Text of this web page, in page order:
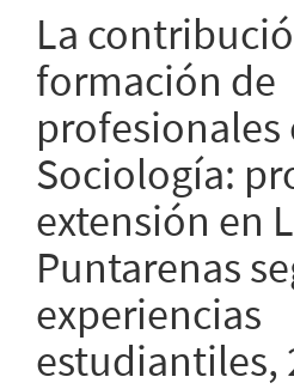
La
formación de
profesionales
Sociología:
extensión en
Puntarenas
experiencias
estudiantiles,